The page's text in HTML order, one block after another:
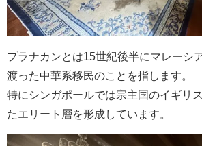
プラナカンとは15世紀後半にマレーシ
渡った中華系移民のことを指します。
特にシンガポールでは宗主国のイギリ
たエリート層を形成しています。